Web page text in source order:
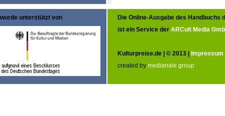
wurde unterstützt von
Die Online-Ausgabe des Handbuchs
ist ein Service der ARCult Media
Kulturpreise.de | © 2013 | Impressum
created by medianale group